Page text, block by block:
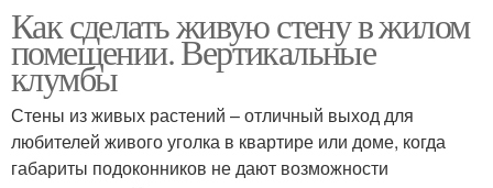
Как сделать живую стену в жилом
помещении. Вертикальные
клумбы
Стены из живых растений – отличный выход для
любителей живого уголка в квартире или доме, когда
габариты подоконников не дают возможности